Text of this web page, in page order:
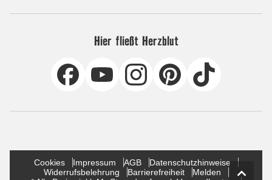
Hier fließt Herzblut
Cookies Impressum AGB
Datenschutzhinweise
Widerrufsbelehrung
Barrierefreiheit
Melden